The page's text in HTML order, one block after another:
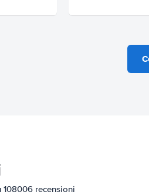
108006 recensioni